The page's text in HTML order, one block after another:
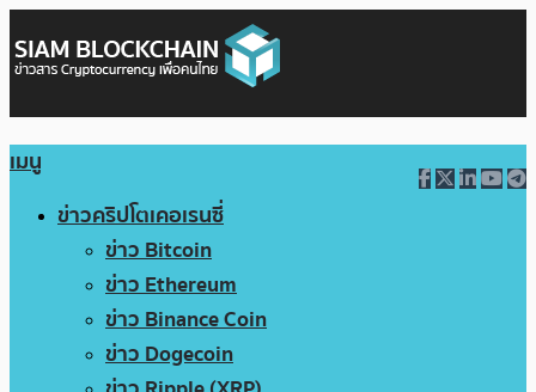
เมนู
ข่าวคริปโตเคอเรนซี่
ข่าว Bitcoin
ข่าว Ethereum
ข่าว Binance Coin
ข่าว Dogecoin